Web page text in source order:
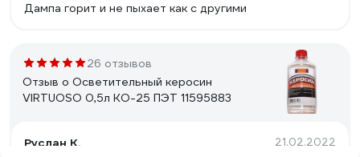
Дампа горит и не пыхает как с другими
26 отзывов
Отзыв о Осветительный керосин
VIRTUOSO 0,5л КО-25 ПЭТ 11595883
Руслан К. 21.02.2022